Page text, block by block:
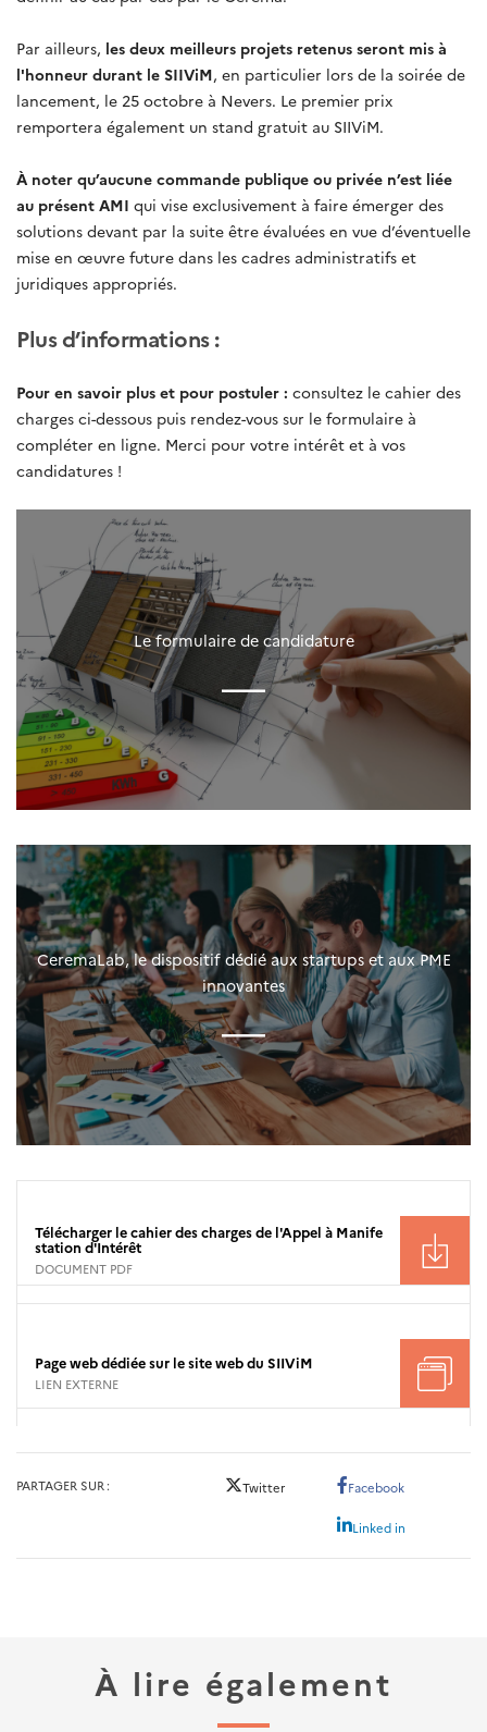
Par ailleurs, les deux meilleurs projets retenus seront mis à
l'honneur durant le SIIViM, en particulier lors de la soirée de
lancement, le 25 octobre à Nevers. Le premier prix
remportera également un stand gratuit au SIIViM.
À noter qu’aucune commande publique ou privée n’est liée
au présent AMI qui vise exclusivement à faire émerger des
solutions devant par la suite être évaluées en vue d’éventuelle
mise en œuvre future dans les cadres administratifs et
juridiques appropriés.
Plus d’informations :
Pour en savoir plus et pour postuler : consultez le cahier des
charges ci-dessous puis rendez-vous sur le formulaire à
compléter en ligne. Merci pour votre intérêt et à vos
candidatures !
Le formulaire de candidature
CeremaLab, le dispositif dédié aux startups et aux PME
innovantes
Télécharger le cahier des charges de l'Appel à Manife
station d'Intérêt
DOCUMENT PDF
Page web dédiée sur le site web du SIIViM
LIEN EXTERNE
PARTAGER SUR Twitter Facebook
Linked in
À lire également